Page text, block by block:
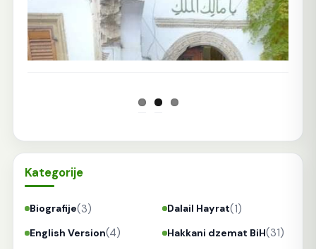
Kategorije
Biografije(3) Dalail Hayrat(1)
English Version(4) Hakkani dzemat BiH(31)